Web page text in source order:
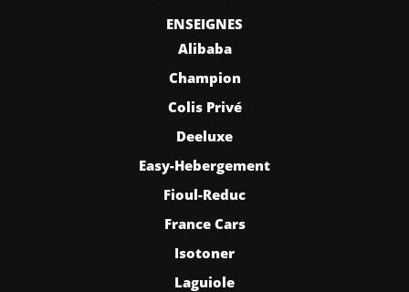
ENSEIGNES
Alibaba
Champion
Colis Privé
Deeluxe
Easy-Hebergement
Fioul-Reduc
France Cars
Isotoner
Laguiole